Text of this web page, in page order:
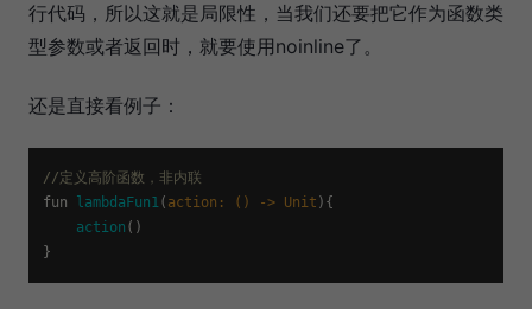
行代码，所以这就是局限性，当我们还要把它作为函数类
型参数或者返回时，就要使用noinline了。
还是直接看例子：
//定义高阶函数，非内联
fun
lambdaFun1( action: () -> Unit ){
action ()